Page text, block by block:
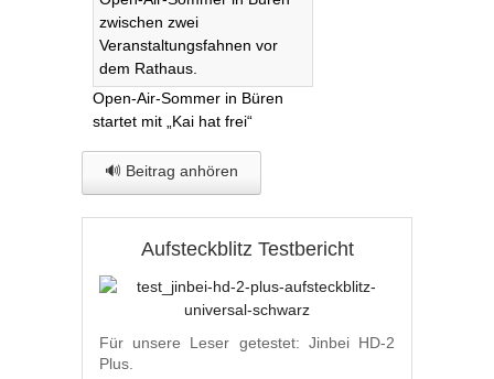
Open-Air-Sommer in Büren
startet mit „Kai hat frei“
🔊 Beitrag anhören
Aufsteckblitz Testbericht
Für unsere Leser getestet: Jinbei HD-2
Plus.